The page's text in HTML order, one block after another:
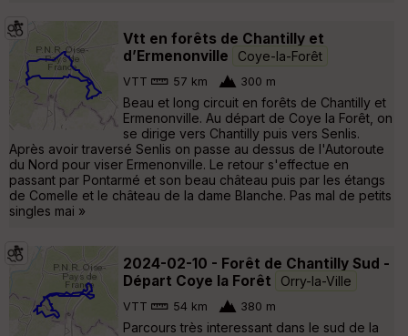
Vtt en forêts de Chantilly et
d’Ermenonville
Coye-la-Forêt
VTT 57 km 300 m
Beau et long circuit en forêts de Chantilly et
Ermenonville. Au départ de Coye la Forêt, on
se dirige vers Chantilly puis vers Senlis.
Après avoir traversé Senlis on passe au dessus de l'Autoroute
du Nord pour viser Ermenonville. Le retour s'effectue en
passant par Pontarmé et son beau château puis par les étangs
de Comelle et le château de la dame Blanche. Pas mal de petits
singles mai »
2024-02-10 - Forêt de Chantilly Sud -
Départ Coye la Forêt
Orry-la-Ville
VTT 54 km 380 m
Parcours très interessant dans le sud de la